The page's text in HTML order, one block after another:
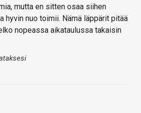
mutta en sitten osaa siihen
hyvin nuo toimii. Nämä läppärit pitää
nopeassa aikataulussa takaisin